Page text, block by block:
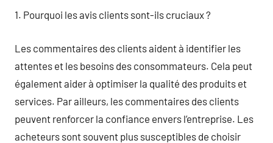
1. Pourquoi les avis clients sont-ils cruciaux ?
Les commentaires des clients aident à identifier les
attentes et les besoins des consommateurs. Cela peut
également aider à optimiser la qualité des produits et
services. Par ailleurs, les commentaires des clients
peuvent renforcer la confiance envers l’entreprise. Les
acheteurs sont souvent plus susceptibles de choisir